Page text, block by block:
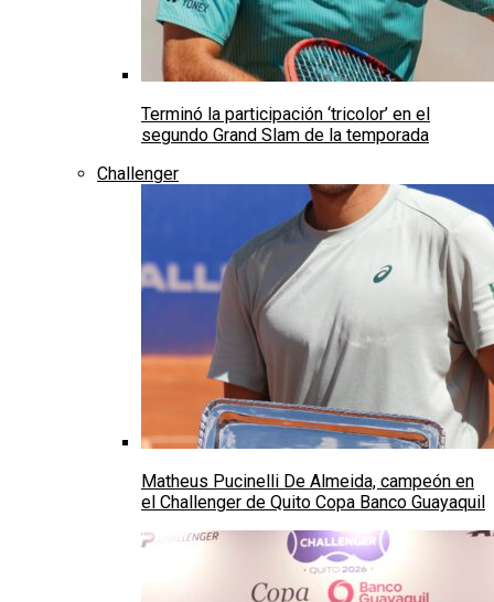
Terminó la participación ‘tricolor’ en el
segundo Grand Slam de la temporada
Challenger
Matheus Pucinelli De Almeida, campeón en
el Challenger de Quito Copa Banco Guayaquil